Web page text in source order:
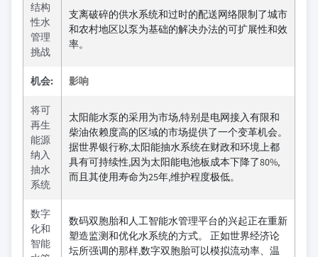
结构
性水
管理
挑战
支离破碎的供水系统和过时的配送网络限制了城市
和农村地区以泵为基础的解决办法的可扩展性和效
率。
机会: 影响
将可
再生
能源
纳入
抽水
系统
太阳能水泵的采用为市场,特别是电网接入有限和
柴油依赖度高的区域的市场提供了一个变革机会。
据世界银行称,太阳能抽水系统在财政和环境上都
具有可持续性,因为太阳能电池板成本下降了80%,
而且其使用寿命为25年,维护程度极低。
数字
化和
智能
数码双胞胎和人工智能水管理平台的兴起正在重新
塑造监测和优化水系统的方式。 正如世界经济论
坛所强调的那样,数字双胞胎可以模拟流动率、温